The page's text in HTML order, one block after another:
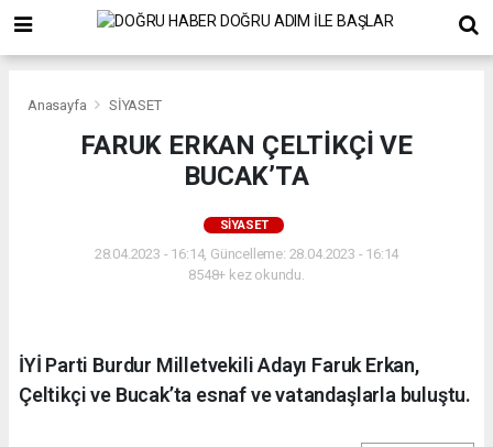
Anasayfa SİYASET
FARUK ERKAN ÇELTİKÇİ VE
BUCAK’TA
SİYASET
28.04.2023 - 16:14, Güncelleme: 28.04.2023 - 16:14
8548+ kez okundu.
İYİ Parti Burdur Milletvekili Adayı Faruk Erkan,
Çeltikçi ve Bucak’ta esnaf ve vatandaşlarla buluştu.